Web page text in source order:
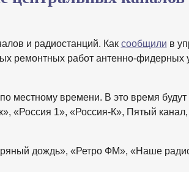
и радиостанций. Как сообщили в
ремонтных работ антенно-фидерных
местному времени. В это время будут
«Россия 1», «Россия-К», Пятый канал,
дождь», «Ретро ФМ», «Наше